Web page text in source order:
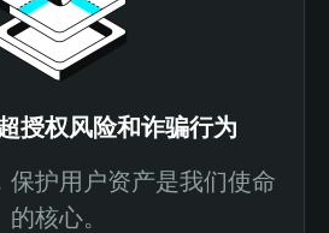
授权风险和诈骗行为
保护用户资产是我们使命
的核心。